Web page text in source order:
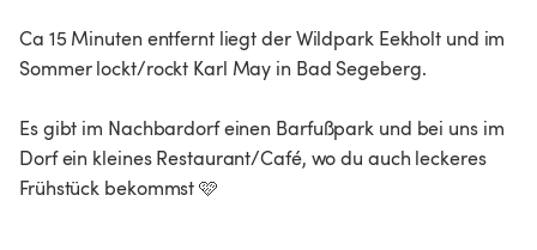
Ca 15 Minuten entfernt liegt der Wildpark Eekholt und im
Sommer lockt/rockt Karl May in Bad Segeberg.
Es gibt im Nachbardorf einen Barfußpark und bei uns im
Dorf ein kleines Restaurant/Café, wo du auch leckeres
Frühstück bekommst 🩷